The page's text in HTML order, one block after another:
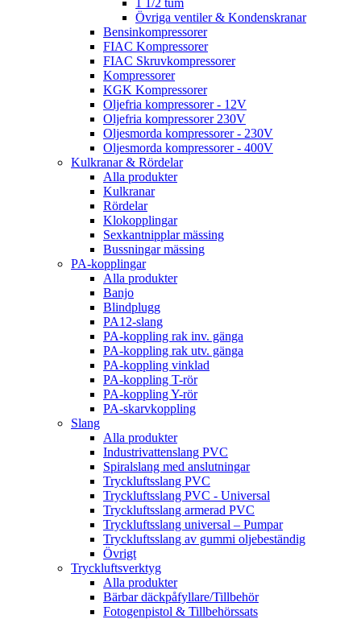
1 1/2 tum
Övriga ventiler & Kondenskranar
Bensinkompressorer
FIAC Kompressorer
FIAC Skruvkompressorer
Kompressorer
KGK Kompressorer
Oljefria kompressorer - 12V
Oljefria kompressorer 230V
Oljesmorda kompressorer - 230V
Oljesmorda kompressorer - 400V
Kulkranar & Rördelar
Alla produkter
Kulkranar
Rördelar
Klokopplingar
Sexkantnipplar mässing
Bussningar mässing
PA-kopplingar
Alla produkter
Banjo
Blindplugg
PA12-slang
PA-koppling rak inv. gänga
PA-koppling rak utv. gänga
PA-koppling vinklad
PA-koppling T-rör
PA-koppling Y-rör
PA-skarvkoppling
Slang
Alla produkter
Industrivattenslang PVC
Spiralslang med anslutningar
Tryckluftsslang PVC
Tryckluftsslang PVC - Universal
Tryckluftsslang armerad PVC
Tryckluftsslang universal – Pumpar
Tryckluftsslang av gummi oljebeständig
Övrigt
Tryckluftsverktyg
Alla produkter
Bärbar däckpåfyllare/Tillbehör
Fotogenpistol & Tillbehörssats